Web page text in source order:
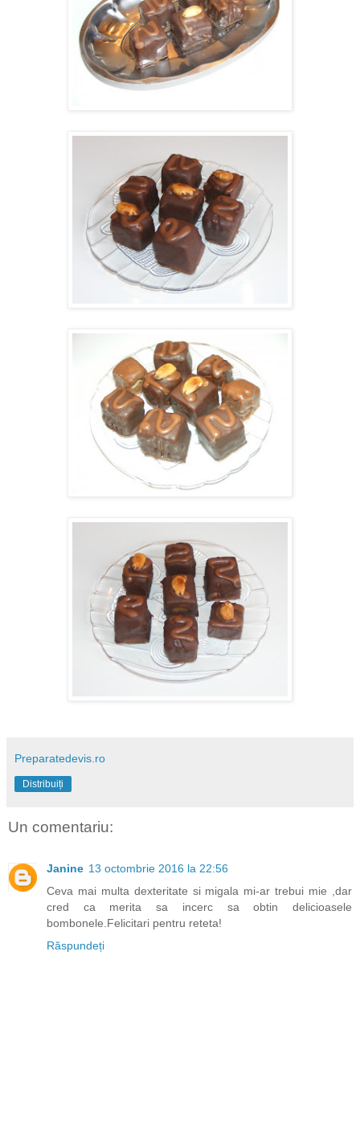
Preparatedevis.ro
Distribuiți
Un comentariu:
Janine 13 octombrie 2016 la 22:56
Ceva mai multa dexteritate si migala mi-ar trebui mie ,dar
cred ca merita sa incerc sa obtin delicioasele
bombonele.Felicitari pentru reteta!
Răspundeți